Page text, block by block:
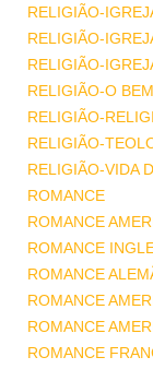
RELIGIÃO-
RELIGIÃO-
RELIGIÃO-
RELIGIÃO-O
RELIGIÃO-
RELIGIÃO-
RELIGIÃO-VIDA
ROMANCE
ROMANCE
ROMANCE
ROMANCE
ROMANCE
ROMANCE
ROMANCE